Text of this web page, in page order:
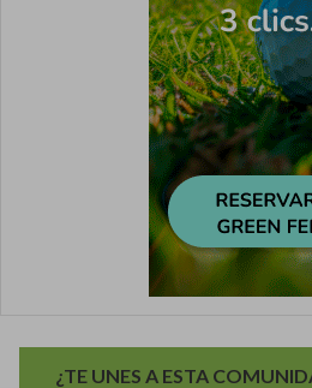
¿TE UNES A ESTA